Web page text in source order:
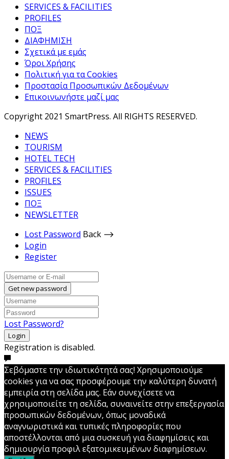
SERVICES & FACILITIES
PROFILES
ΠΟΞ
ΔΙΑΦΗΜΙΣΗ
Σχετικά με εμάς
Όροι Χρήσης
Πολιτική για τα Cookies
Προστασία Προσωπικών Δεδομένων
Επικοινωνήστε μαζί μας
Copyright 2021 SmartPress. All RIGHTS RESERVED.
NEWS
TOURISM
HOTEL TECH
SERVICES & FACILITIES
PROFILES
ISSUES
ΠΟΞ
NEWSLETTER
Lost Password Back ⟶
Login
Register
Get new password
Lost Password?
Login
Registration is disabled.
Σεβόμαστε την ιδιωτικότητά σας! Χρησιμοποιούμε
cookies για να σας προσφέρουμε την καλύτερη δυνατή
εμπειρία στη σελίδα μας. Εάν συνεχίσετε να
χρησιμοποιείτε τη σελίδα, συναινείτε στην επεξεργασία
προσωπικών δεδομένων, όπως μοναδικά
αναγνωριστικά και τυπικές πληροφορίες που
αποστέλλονται από μια συσκευή για διαφημίσεις και
δημιουργία προφιλ εξατομικευμένων διαφημίσεων.